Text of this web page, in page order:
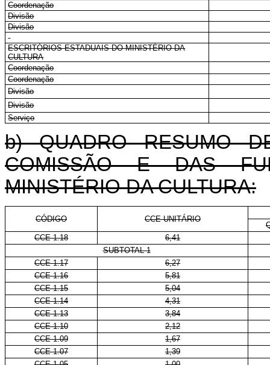
Coordenação
Divisão
Divisão
ESCRITÓRIOS ESTADUAIS DO MINISTÉRIO DA
CULTURA
Coordenação
Coordenação
Divisão
Divisão
Serviço
b) QUADRO RESUMO
COMISSÃO E DAS
MINISTÉRIO DA CULTURA:
CÓDIGO CCE-UNITÁRIO
CCE 1.18
6,41
SUBTOTAL 1
CCE 1.17
6,27
CCE 1.16
5,81
CCE 1.15
5,04
CCE 1.14
4,31
CCE 1.13
3,84
CCE 1.10
2,12
CCE 1.09
1,67
CCE 1.07
1,39